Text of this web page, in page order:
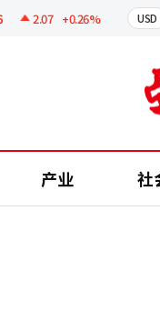
2.07 +0.26% USD
产业 社